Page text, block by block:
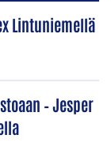
Lintuniemellä
– Jesper